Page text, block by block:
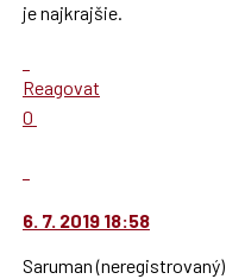
je najkrajšie.
na
navigaci
použít
Reagovat
0
jako
6. 7. 2019 18:58
Saruman (neregistrovaný)